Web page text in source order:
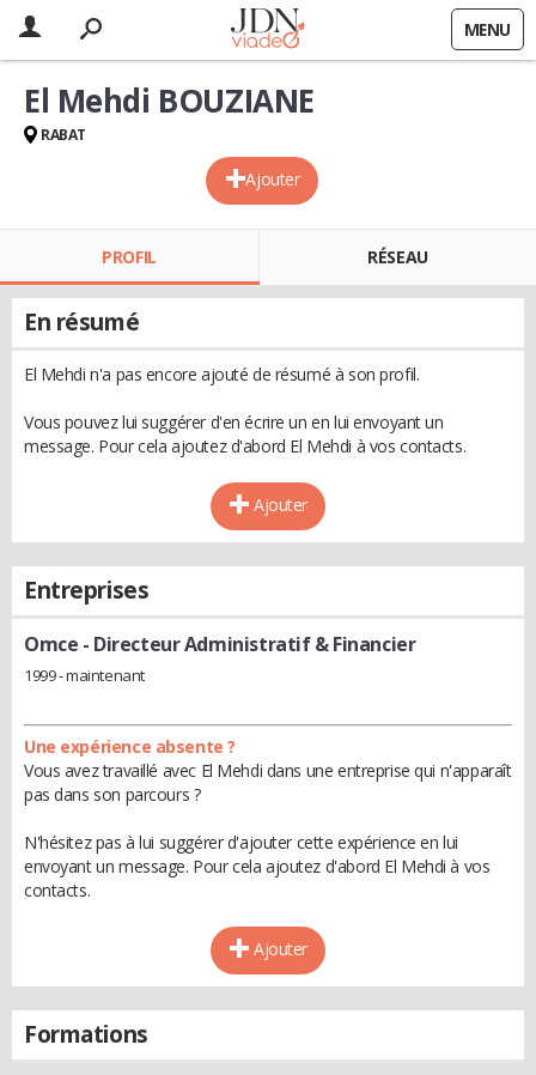
MENU
Ajouter
El Mehdi BOUZIANE
RABAT
PROFIL RÉSEAU
En résumé
El Mehdi n'a pas encore ajouté de résumé à son profil.
Vous pouvez lui suggérer d'en écrire un en lui envoyant un
message. Pour cela ajoutez d'abord El Mehdi à vos contacts.
Ajouter
Entreprises
Omce - Directeur Administratif & Financier
1999 - maintenant
Une expérience absente ?
Vous avez travaillé avec El Mehdi dans une entreprise qui n'apparaît
pas dans son parcours ?
N'hésitez pas à lui suggérer d'ajouter cette expérience en lui
envoyant un message. Pour cela ajoutez d'abord El Mehdi à vos
contacts.
Ajouter
Formations